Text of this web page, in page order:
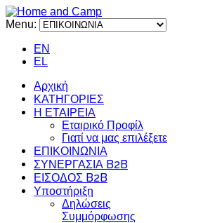
Menu:
EN
EL
Αρχική
ΚΑΤΗΓΟΡΙΕΣ
Η ΕΤΑΙΡΕΙΑ
Εταιρικό Προφίλ
Γιατί να μας επιλέξετε
ΕΠΙΚΟΙΝΩΝΙΑ
ΣΥΝΕΡΓΑΣΙΑ B2B
ΕΙΣΟΔΟΣ B2B
Υποστήριξη
Δηλώσεις
Συμμόρφωσης